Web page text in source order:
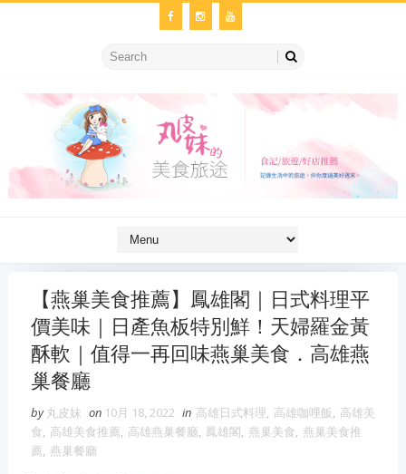
【燕巢美食推薦】鳳雄閣｜日式料理平
價美味｜日產魚板特別鮮！天婦羅金黃
酥軟｜值得一再回味燕巢美食．高雄燕
巢餐廳
by 丸皮妹 on 10月 18, 2022 in 高雄日式料理, 高雄咖哩飯, 高雄美
食, 高雄美食推薦, 高雄燕巢餐廳, 鳳雄閣, 燕巢美食, 燕巢美食推
薦, 燕巢餐廳